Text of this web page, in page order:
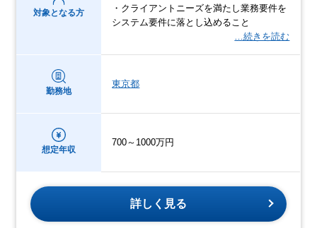
対象となる方
・クライアントニーズを満たし業務要件を
システム要件に落とし込めること
…続きを読む
勤務地
東京都
想定年収
700～1000万円
詳しく見る